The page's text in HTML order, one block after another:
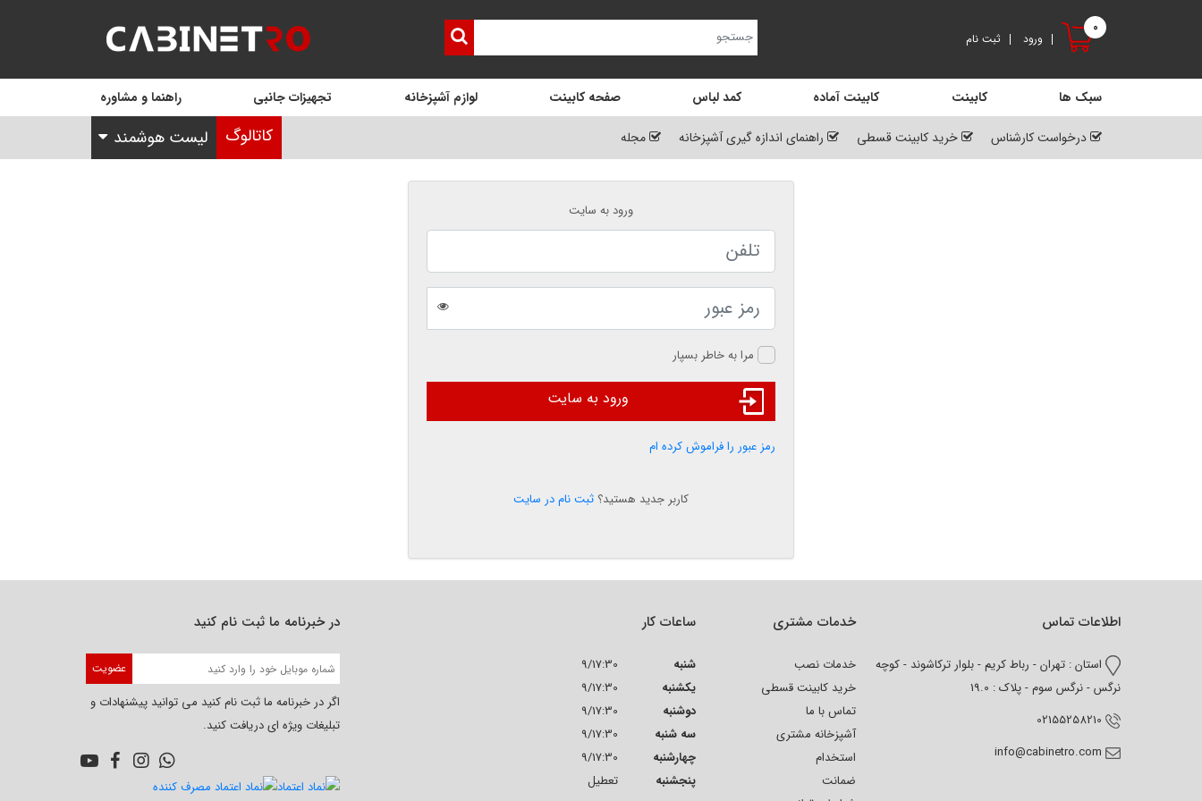
0
ورود ثبت نام
سبک ها کابینت کابینت آماده کمد لباس صفحه کابینت لوازم آشپزخانه تجهیزات جانبی راهنما و مشاوره
درخواست کارشناس خرید کابینت قسطی راهنمای اندازه گیری آشپزخانه مجله کاتالوگ لیست هوشمند
ورود به سایت
مرا به خاطر بسپار
ورود به سایت
رمز عبور را فراموش کرده ام
کاربر جدید هستید؟ ثبت نام در سایت
اطلاعات تماس
استان : تهران - رباط کریم - بلوار ترکاشوند - کوچه
نرگس - نرگس سوم - پلاک : 19.0
02155258210
info@cabinetro.com
خدمات مشتری
خدمات نصب
خرید کابینت قسطی
تماس با ما
آشپزخانه مشتری
استخدام
ضمانت
ساعات کار
شنبه
9/17:30
یکشنبه
9/17:30
دوشنبه
9/17:30
سه شنبه
9/17:30
چهارشنبه
9/17:30
پنجشنبه
تعطیل
در خبرنامه ما ثبت نام کنید
عضویت
اگر در خبرنامه ما ثبت نام کنید می توانید پیشنهادات و
تبلیغات ویژه ای دریافت کنید.